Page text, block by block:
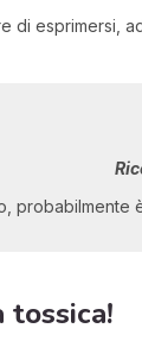
di esprimersi,
probabilmente
tossica!